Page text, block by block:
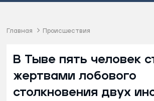
Главная Происшествия
В Тыве пять человек
жертвами лобового
столкновения двух